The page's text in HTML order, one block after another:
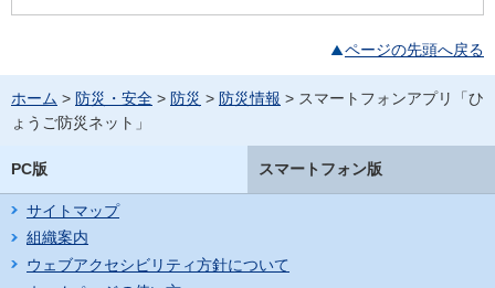
ページの先頭へ戻る
ホーム > 防災・安全 > 防災 > 防災情報 > スマートフォンアプリ「ひ
ょうご防災ネット」
PC版 スマートフォン版
サイトマップ
組織案内
ウェブアクセシビリティ方針について